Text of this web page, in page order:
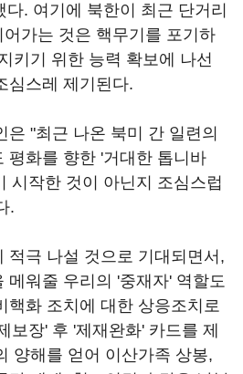
. 여기에 북한이 최근 단거리
가는 것은 핵무기를 포기하
키기 위한 능력 확보에 나선
심스레 제기된다.
은 "최근 나온 북미 간 일련의
평화를 향한 '거대한 톱니바
시작한 것이 아닌지 조심스럽
.
적극 나설 것으로 기대되면서,
메워줄 우리의 '중재자' 역할도
핵화 조치에 대한 상응조치로
보장' 후 '제재완화' 카드를 제
양해를 얻어 이산가족 상봉,